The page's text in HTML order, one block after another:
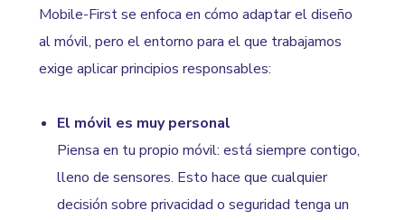
Mobile-First se enfoca en cómo adaptar el diseño
al móvil, pero el entorno para el que trabajamos
exige aplicar principios responsables:
El móvil es muy personal
Piensa en tu propio móvil: está siempre contigo,
lleno de sensores. Esto hace que cualquier
decisión sobre privacidad o seguridad tenga un